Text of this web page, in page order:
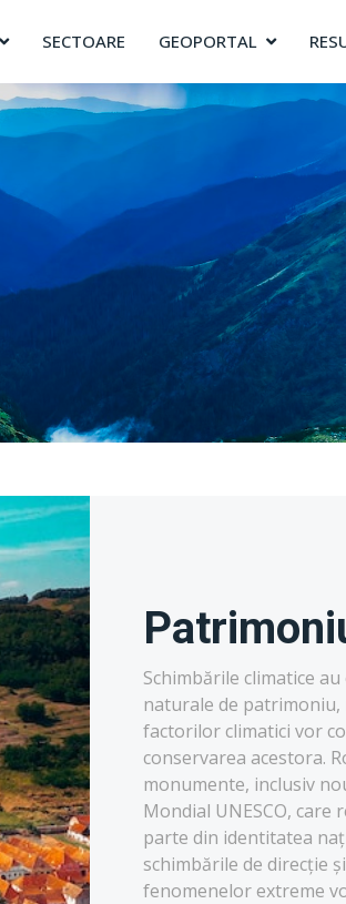
SECTOARE GEOPORTAL
Schimbările climatice
naturale de
factorilor climatici vor
conservarea acestora.
monumente, inclusiv
Mondial UNESCO,
parte din identitatea
schimbările de direcție
fenomenelor extreme